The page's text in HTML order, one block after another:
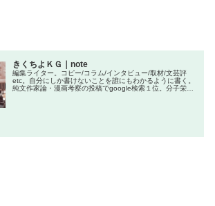
きくちよＫＧ｜note
編集ライター。コピー/コラム/インタビュー/取材/文芸評
etc。自分にしか書けないことを誰にもわかるように書く。
純文作家論・漫画考察の投稿でgoogle検索１位。分子栄養